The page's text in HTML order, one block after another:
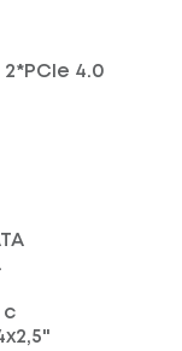
2*PCIe 4.0
с